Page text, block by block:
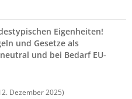
Eigenheiten!
und Gesetze als
und bei Bedarf EU-
Dezember 2025)